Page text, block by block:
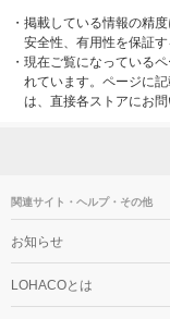
・ 掲載している情報の精
安全性、有用性を保証す
・ 現在ご覧になっている
れています。ページに
は、直接各ストアにお問
関連サイト・ヘルプ・その他
お知らせ
LOHACOとは